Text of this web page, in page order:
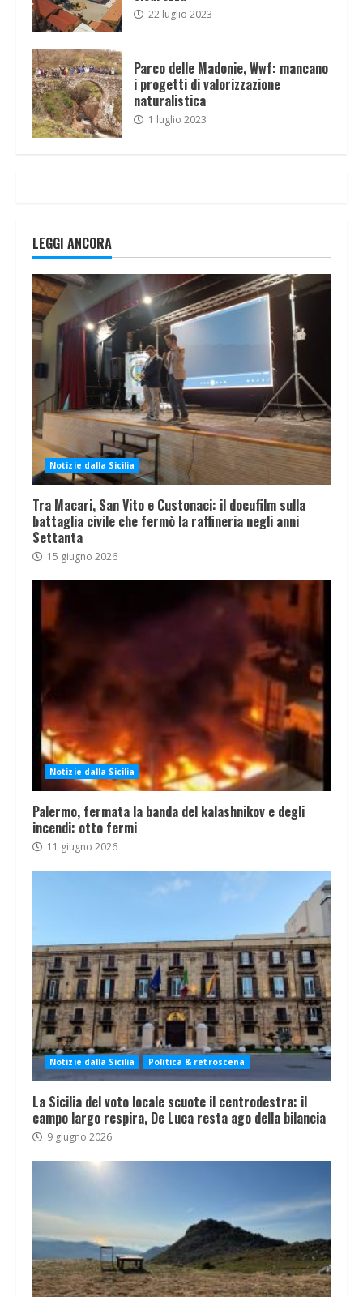
22 luglio 2023
Parco delle Madonie, Wwf: mancano
i progetti di valorizzazione
naturalistica
1 luglio 2023
LEGGI ANCORA
Notizie dalla Sicilia
Tra Macari, San Vito e Custonaci: il docufilm sulla
battaglia civile che fermò la raffineria negli anni
Settanta
15 giugno 2026
Notizie dalla Sicilia
Palermo, fermata la banda del kalashnikov e degli
incendi: otto fermi
11 giugno 2026
Notizie dalla Sicilia Politica & retroscena
La Sicilia del voto locale scuote il centrodestra: il
campo largo respira, De Luca resta ago della bilancia
9 giugno 2026